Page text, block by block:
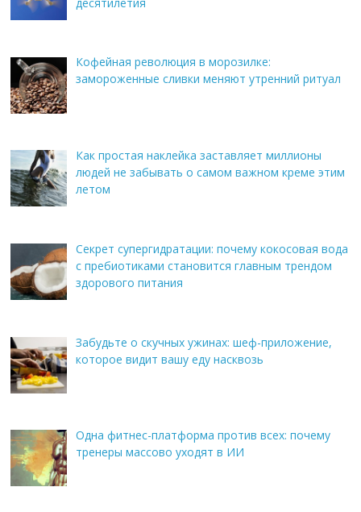
Кофейная революция в морозилке:
замороженные сливки меняют утренний ритуал
Как простая наклейка заставляет миллионы
людей не забывать о самом важном креме этим
летом
Секрет супергидратации: почему кокосовая вода
с пребиотиками становится главным трендом
здорового питания
Забудьте о скучных ужинах: шеф-приложение,
которое видит вашу еду насквозь
Одна фитнес-платформа против всех: почему
тренеры массово уходят в ИИ